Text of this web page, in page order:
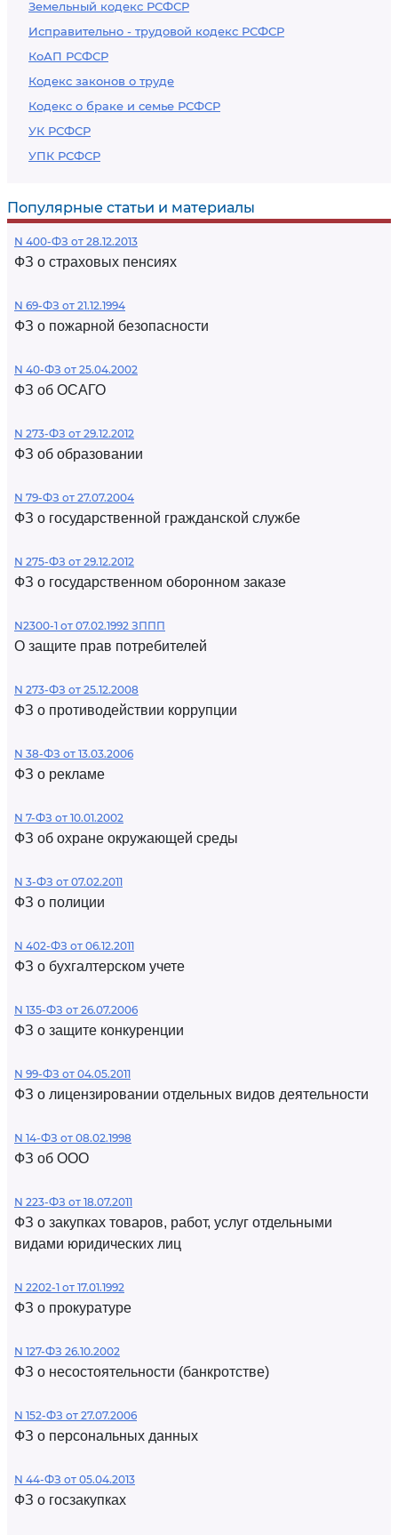
Земельный кодекс РСФСР
Исправительно - трудовой кодекс РСФСР
КоАП РСФСР
Кодекс законов о труде
Кодекс о браке и семье РСФСР
УК РСФСР
УПК РСФСР
Популярные статьи и материалы
N 400-ФЗ от 28.12.2013
ФЗ о страховых пенсиях
N 69-ФЗ от 21.12.1994
ФЗ о пожарной безопасности
N 40-ФЗ от 25.04.2002
ФЗ об ОСАГО
N 273-ФЗ от 29.12.2012
ФЗ об образовании
N 79-ФЗ от 27.07.2004
ФЗ о государственной гражданской службе
N 275-ФЗ от 29.12.2012
ФЗ о государственном оборонном заказе
N2300-1 от 07.02.1992 ЗППП
О защите прав потребителей
N 273-ФЗ от 25.12.2008
ФЗ о противодействии коррупции
N 38-ФЗ от 13.03.2006
ФЗ о рекламе
N 7-ФЗ от 10.01.2002
ФЗ об охране окружающей среды
N 3-ФЗ от 07.02.2011
ФЗ о полиции
N 402-ФЗ от 06.12.2011
ФЗ о бухгалтерском учете
N 135-ФЗ от 26.07.2006
ФЗ о защите конкуренции
N 99-ФЗ от 04.05.2011
ФЗ о лицензировании отдельных видов деятельности
N 14-ФЗ от 08.02.1998
ФЗ об ООО
N 223-ФЗ от 18.07.2011
ФЗ о закупках товаров, работ, услуг отдельными
видами юридических лиц
N 2202-1 от 17.01.1992
ФЗ о прокуратуре
N 127-ФЗ 26.10.2002
ФЗ о несостоятельности (банкротстве)
N 152-ФЗ от 27.07.2006
ФЗ о персональных данных
N 44-ФЗ от 05.04.2013
ФЗ о госзакупках